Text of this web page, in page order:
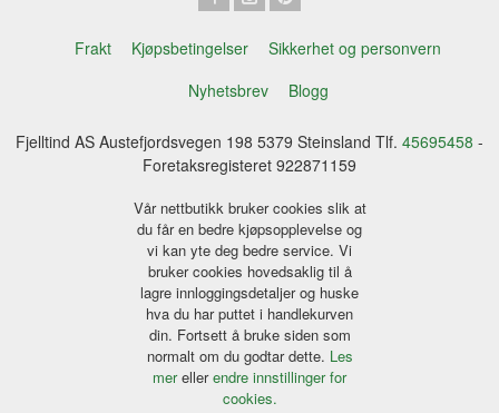
Frakt Kjøpsbetingelser
Sikkerhet og personvern
Nyhetsbrev
Blogg
Fjelltind AS Austefjordsvegen 198 5379 Steinsland Tlf. 45695458 -
Foretaksregisteret 922871159
Vår nettbutikk bruker cookies slik at
du får en bedre kjøpsopplevelse og
vi kan yte deg bedre service. Vi
bruker cookies hovedsaklig til å
lagre innloggingsdetaljer og huske
hva du har puttet i handlekurven
din. Fortsett å bruke siden som
normalt om du godtar dette. Les
merellerendre innstillinger for
cookies.